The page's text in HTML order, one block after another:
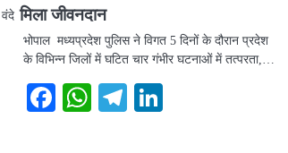
मिला जीवनदान
भोपाल मध्यप्रदेश पुलिस ने विगत 5 दिनों के दौरान प्रदेश
के विभिन्न जिलों में घटित चार गंभीर घटनाओं में तत्परता,…
Facebook
WhatsApp
Telegram